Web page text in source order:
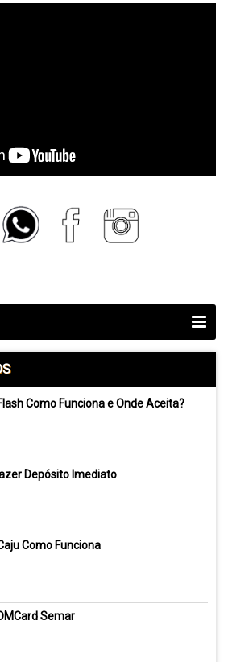
Como Funciona e Onde Aceita?
Depósito Imediato
Como Funciona
Semar